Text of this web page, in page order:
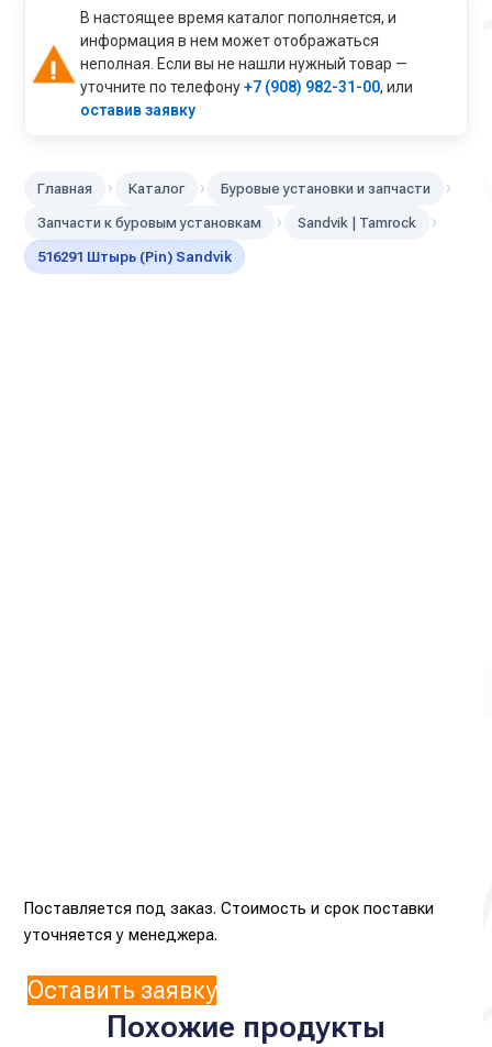
В настоящее время каталог пополняется, и
информация в нем может отображаться
неполная. Если вы не нашли нужный товар —
уточните по телефону+7 (908) 982-31-00, или
оставив заявку
Главная › Каталог › Буровые установки и запчасти ›
Запчасти к буровым установкам › Sandvik | Tamroсk ›
516291 Штырь (Pin) Sandvik
Поставляется под заказ. Стоимость и срок поставки
уточняется у менеджера.
Оставить заявку
Похожие продукты